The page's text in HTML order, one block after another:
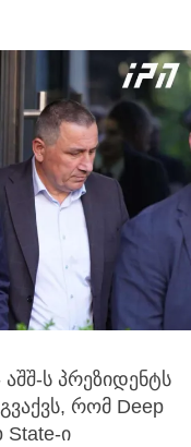
ს პრეზიდენტს
რომ Deep
State-ი